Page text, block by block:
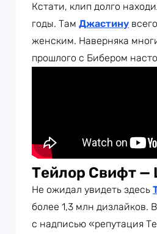
Кстати, клип долго
годы. Там Джастину
женским. Наверняка
прошлого с Бибером
Тейлор Свифт —
Не ожидал увидеть здесь
более 1,3 млн дизлайков.
с надписью «репутация